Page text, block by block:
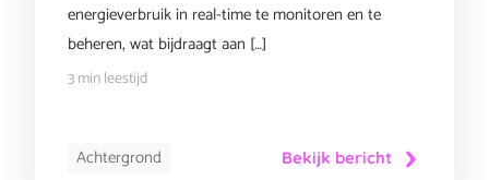
energieverbruik in real-time te monitoren en te
beheren, wat bijdraagt aan […]
3 min leestijd
Achtergrond Bekijk bericht